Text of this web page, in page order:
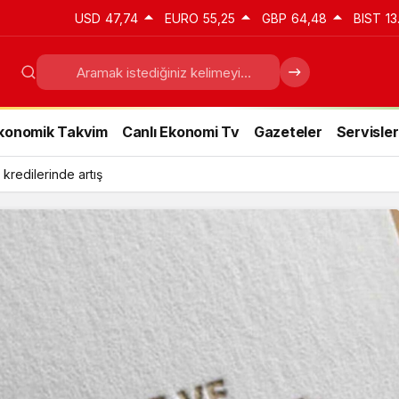
USD 47,74 EURO 55,25 GBP 64,48 BIST
Takvim Canlı Ekonomi Tv Gazeteler Servisler
artış